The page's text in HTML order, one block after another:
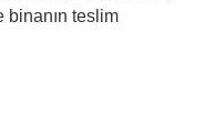
binanın teslim